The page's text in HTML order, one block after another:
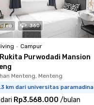
360
• Campur
Purwodadi Mansion
Menteng, Menteng
km dari universitas paramadina
Rp3.568.000 /bulan